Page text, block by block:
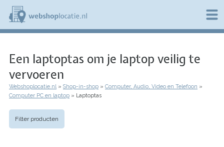
Overslaan
naar
de
b
s
h
p
l
o
a
Een laptoptas om je laptop veilig te
vervoeren
Kruimelpad
Webshoplocatie.nl Shop-in-shop
Computer, Audio, Video en Telefoon
Computer PC en laptop
Laptoptas
Filter producten